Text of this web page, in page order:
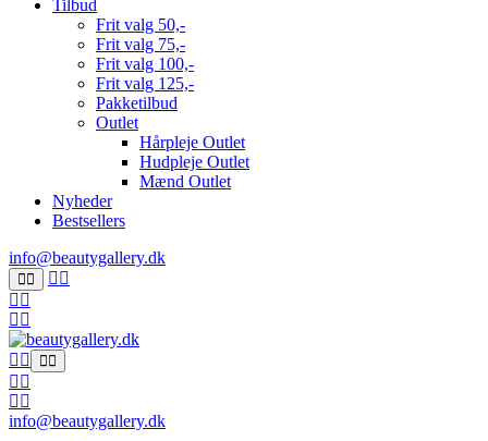
Tilbud
Frit valg 50,-
Frit valg 75,-
Frit valg 100,-
Frit valg 125,-
Pakketilbud
Outlet
Hårpleje Outlet
Hudpleje Outlet
Mænd Outlet
Nyheder
Bestsellers
info@beautygallery.dk
info@beautygallery.dk